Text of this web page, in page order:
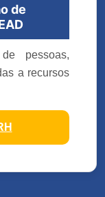
de
pessoas,
a recursos